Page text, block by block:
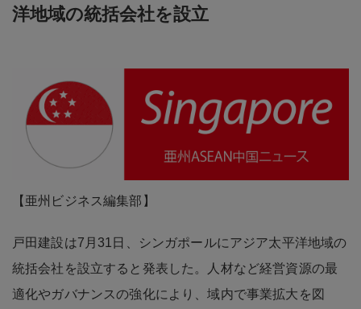
洋地域の統括会社を設立
【亜州ビジネス編集部】
戸田建設は7月31日、シンガポールにアジア太平洋地域の
統括会社を設立すると発表した。人材など経営資源の最
適化やガバナンスの強化により、域内で事業拡大を図